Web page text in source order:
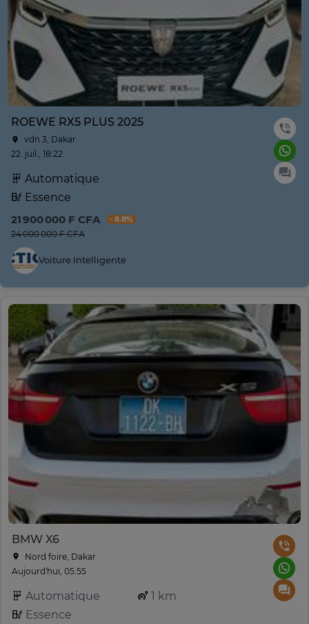
ROEWE RX5 PLUS 2025
vdn 3, Dakar
22. juil., 18:22
Automatique
Essence
21 900 000 F CFA
- 8.8%
24 000 000 F CFA
Voiture Intelligente
BMW X6
Nord foire, Dakar
Aujourd'hui, 05:55
Automatique
1 km
Essence